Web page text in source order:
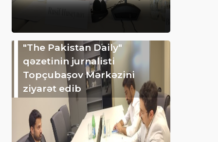
"The Pakistan Daily"
qəzetinin jurnalisti
Topçubaşov Mərkəzini
ziyarət edib